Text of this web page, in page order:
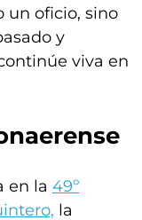
un oficio, sino
y
viva en
en la 49º
la